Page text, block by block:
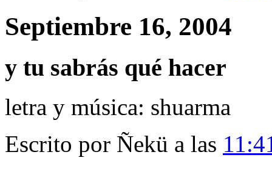
Septiembre 16, 2004
y tu sabrás qué hacer
letra y música: shuarma
Escrito por Ñekü a las